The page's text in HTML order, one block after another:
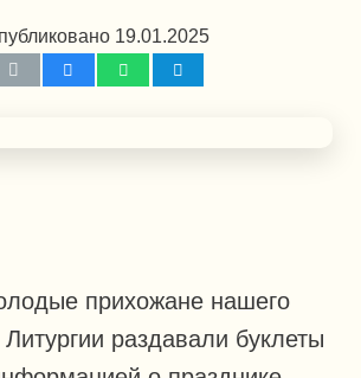
19.01.2025
прихожане нашего
раздавали буклеты